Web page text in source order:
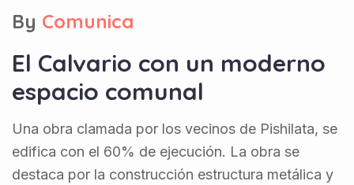
By Comunica
El Calvario con un moderno
espacio comunal
Una obra clamada por los vecinos de Pishilata, se
edifica con el 60% de ejecución. La obra se
destaca por la construcción estructura metálica y